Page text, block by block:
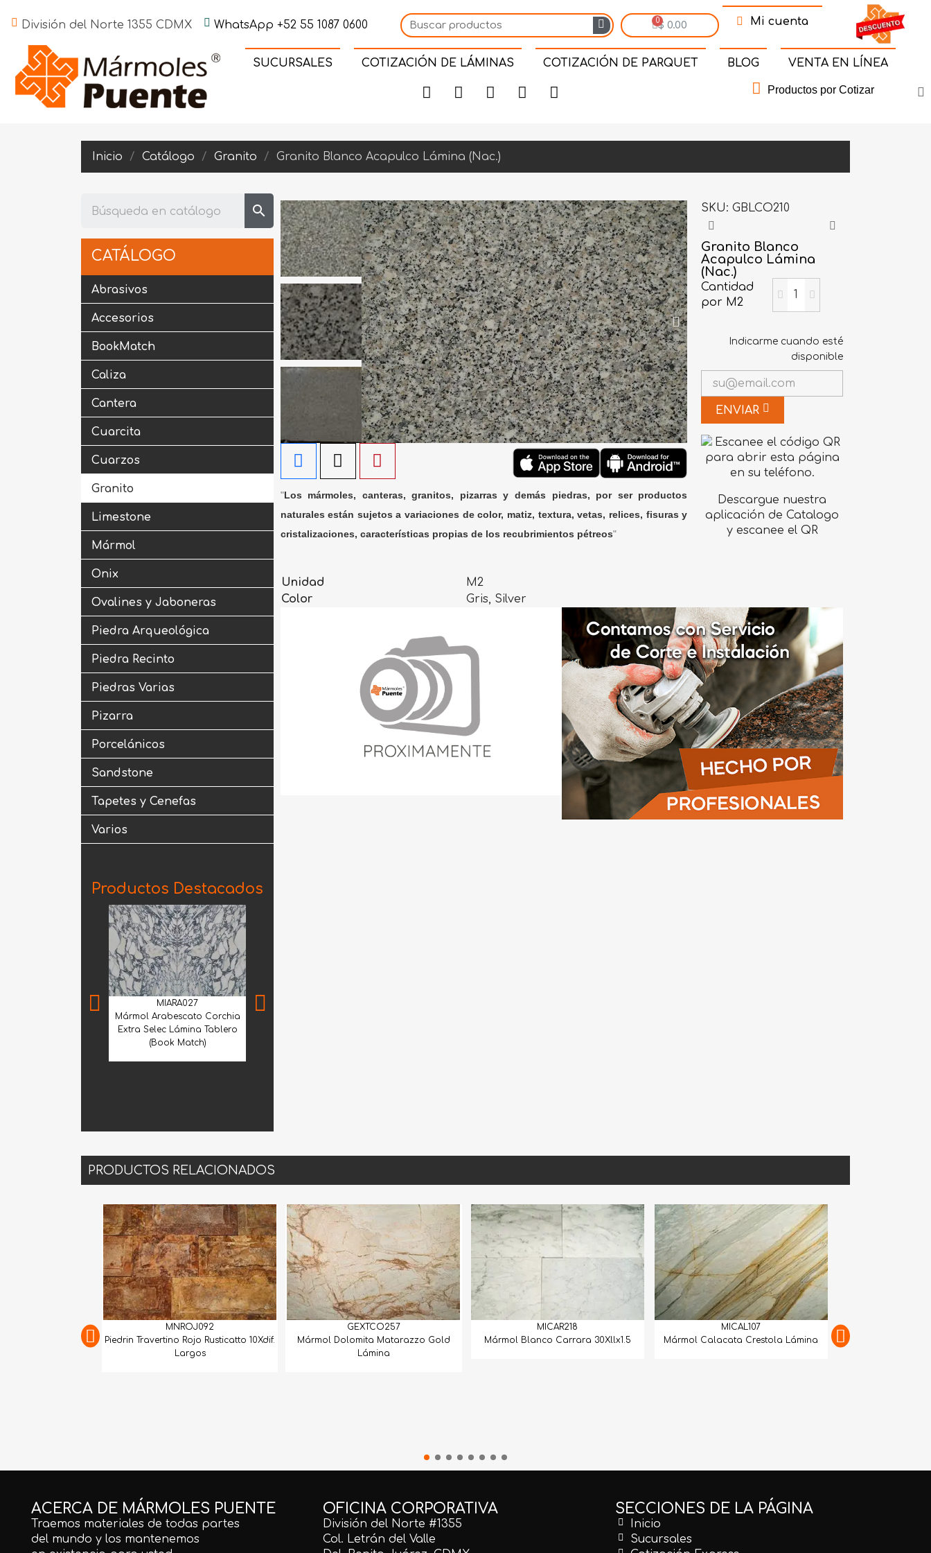
División del Norte 1355 CDMX WhatsApp +52 55 1087 0600 $ 0.00 Mi cuenta
SUCURSALES COTIZACIÓN DE LÁMINAS COTIZACIÓN DE PARQUET BLOG VENTA EN LÍNEA
Productos por Cotizar
Inicio Catálogo Granito Granito Blanco Acapulco Lámina (Nac.)
search
CATÁLOGO
Abrasivos
Accesorios
BookMatch
Caliza
Cantera
Cuarcita
Cuarzos
Granito
Limestone
Mármol
Onix
Ovalines y Jaboneras
Piedra Arqueológica
Piedra Recinto
Piedras Varias
Pizarra
Porcelánicos
Sandstone
Tapetes y Cenefas
Varios
Productos Destacados
MIARA027
Mármol Arabescato Corchia
Extra Selec Lámina Tablero
(Book Match)
"Los mármoles, canteras, granitos, pizarras y demás piedras, por ser productos
naturales están sujetos a variaciones de color, matiz, textura, vetas, relices, fisuras y
cristalizaciones, características propias de los recubrimientos pétreos"
SKU GBLCO210
Granito Blanco
Acapulco Lámina
(Nac.)
Cantidad
por M2
Indicarme cuando esté
disponible
ENVIAR
Descargue nuestra
aplicación de Catalogo
y escanee el QR
Unidad
M2
Color
Gris, Silver
PRODUCTOS RELACIONADOS
MNROJ092
Piedrin Travertino Rojo Rusticatto 10Xdif.
Largos
GEXTCO257
Mármol Dolomita Matarazzo Gold
Lámina
MICAR218
Mármol Blanco Carrara 30Xllx1.5
MICAL107
Mármol Calacata Crestola Lámina
ACERCA DE MÁRMOLES PUENTE
Traemos materiales de todas partes
del mundo y los mantenemos
OFICINA CORPORATIVA
División del Norte #1355
Col. Letrán del Valle
SECCIONES DE LA PÁGINA
Inicio
Sucursales